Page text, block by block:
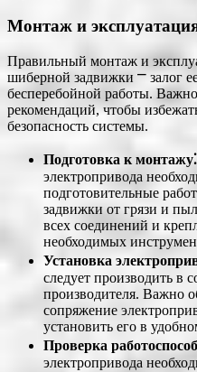
Монтаж и
Правильный монтаж и
шиберной задвижки ⎻ залог
бесперебойной работы.
рекомендаций, чтобы
безопасность системы.
Подготовка к монтажу⁚
электропривода
подготовительные
задвижки от грязи и
всех соединений и
необходимых
Установка
следует производить в
производителя. Важно
сопряжение
установить его в
Проверка
электропривода